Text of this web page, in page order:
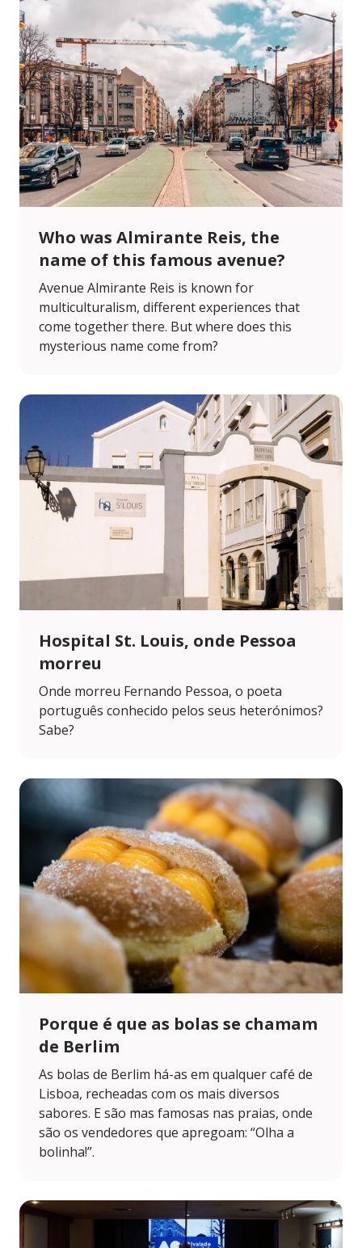
Who was Almirante Reis, the
name of this famous avenue?
Avenue Almirante Reis is known for
multiculturalism, different experiences that
come together there. But where does this
mysterious name come from?
Hospital St. Louis, onde Pessoa
morreu
Onde morreu Fernando Pessoa, o poeta
português conhecido pelos seus heterónimos?
Sabe?
Porque é que as bolas se chamam
de Berlim
As bolas de Berlim há-as em qualquer café de
Lisboa, recheadas com os mais diversos
sabores. E são mas famosas nas praias, onde
são os vendedores que apregoam: “Olha a
bolinha!”.